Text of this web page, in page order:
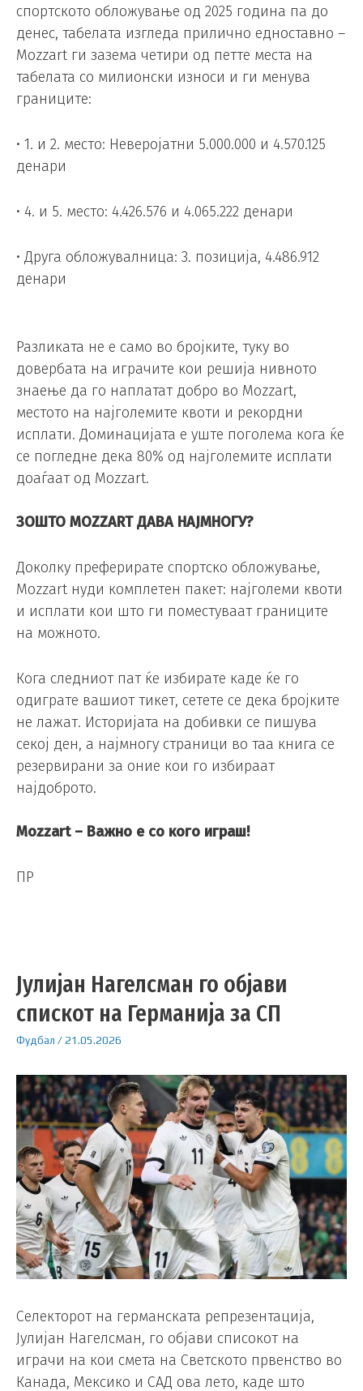
спортското обложување од 2025 година па до
денес, табелата изгледа прилично едноставно –
Mozzart ги зазема четири од петте места на
табелата со милионски износи и ги менува
границите:
• 1. и 2. место: Неверојатни 5.000.000 и 4.570.125
денари
• 4. и 5. место: 4.426.576 и 4.065.222 денари
• Друга обложувалница: 3. позиција, 4.486.912
денари
Разликата не е само во бројките, туку во
довербата на играчите кои решија нивното
знаење да го наплатат добро во Mozzart,
местото на најголемите квоти и рекордни
исплати. Доминацијата е уште поголема кога ќе
се погледне дека 80% од најголемите исплати
доаѓаат од Mozzart.
ЗОШТО MOZZART ДАВА НАЈМНОГУ?
Доколку преферирате спортско обложување,
Mozzart нуди комплетен пакет: најголеми квоти
и исплати кои што ги поместуваат границите
на можното.
Кога следниот пат ќе избирате каде ќе го
одиграте вашиот тикет, сетете се дека бројките
не лажат. Историјата на добивки се пишува
секој ден, а најмногу страници во таа книга се
резервирани за оние кои го избираат
најдоброто.
Mozzart – Важно е со кого играш!
ПР
Јулијан Нагелсман го објави
спискот на Германија за СП
Фудбал /21.05.2026
Селекторот на германската репрезентација,
Јулијан Нагелсман, го објави списокот на
играчи на кои смета на Светското првенство во
Канада, Мексико и САД ова лето, каде што